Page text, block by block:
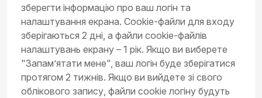
зберегти інформацію про ваш логін та
налаштування екрана. Cookie-файли для входу
зберігаються 2 дні, а файли cookie-файлів
налаштувань екрану – 1 рік. Якщо ви виберете
"Запам’ятати мене", ваш логін буде зберігатися
протягом 2 тижнів. Якщо ви вийдете зі свого
облікового запису, файли cookie логіну будуть